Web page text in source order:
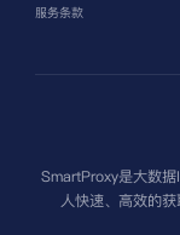
服务条款
SmartProxy是大数
人快速、高效的